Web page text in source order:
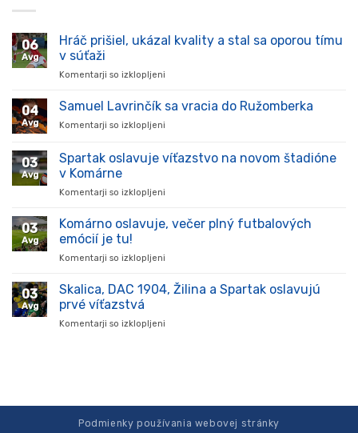
06
Avg
Hráč prišiel, ukázal kvality a stal sa oporou tímu
v súťaži
Komentarji so izklopljeni
prišiel,
stal
súťaži
04
Avg
Samuel Lavrinčík sa vracia do Ružomberka
Komentarji so izklopljeni
Lavrinčík
03
Avg
Spartak oslavuje víťazstvo na novom štadióne
v Komárne
Komentarji so izklopljeni
oslavuje
v
03
Avg
Komárno oslavuje, večer plný futbalových
emócií je tu!
Komentarji so izklopljeni
oslavuje,
03
Avg
Skalica, DAC 1904, Žilina a Spartak oslavujú
prvé víťazstvá
Komentarji so izklopljeni
Spartak
oslavujú
Podmienky používania webovej stránky